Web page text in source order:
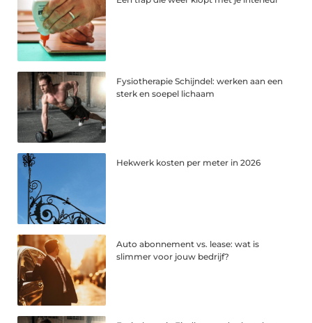
Fysiotherapie Schijndel: werken aan een
sterk en soepel lichaam
Hekwerk kosten per meter in 2026
Auto abonnement vs. lease: wat is
slimmer voor jouw bedrijf?